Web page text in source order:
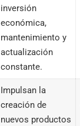
inversión
económica,
mantenimiento y
actualización
constante.
Impulsan la
creación de
nuevos productos